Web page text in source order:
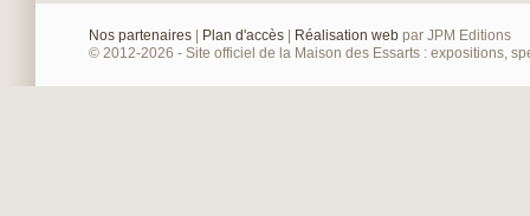
Nos partenaires Plan d'accès Réalisation web par JPM Editions
© 2012-2026 - Site officiel de la Maison des Essarts : expositions,